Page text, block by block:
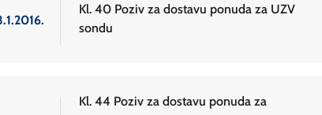
Kl. 40 Poziv za dostavu ponuda za UZV
sondu
Kl. 44 Poziv za dostavu ponuda za